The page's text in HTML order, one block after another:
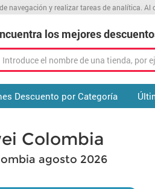
navegación y realizar tareas de analítica.
los mejores
Descuento por Categoría
Colombia
agosto 2026